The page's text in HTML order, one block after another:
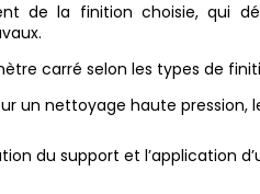
de la finition choisie, qui
carré selon les types de
un nettoyage haute pression,
du support et l’application